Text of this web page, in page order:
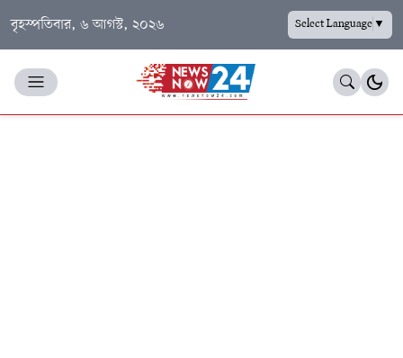
বৃহস্পতিবার, ৬ আগস্ট, ২০২৬ Select Language▼